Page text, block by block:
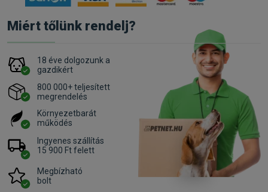
Miért tőlünk rendelj?
18 éve dolgozunk a
gazdikért
800 000+ teljesített
megrendelés
Környezetbarát
működés
Ingyenes szállítás
15 900 Ft felett
Megbízható
bolt